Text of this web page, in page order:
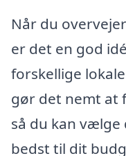
Når du
er det en god
forskellige
gør det nemt at
så du kan vælge
bedst til dit